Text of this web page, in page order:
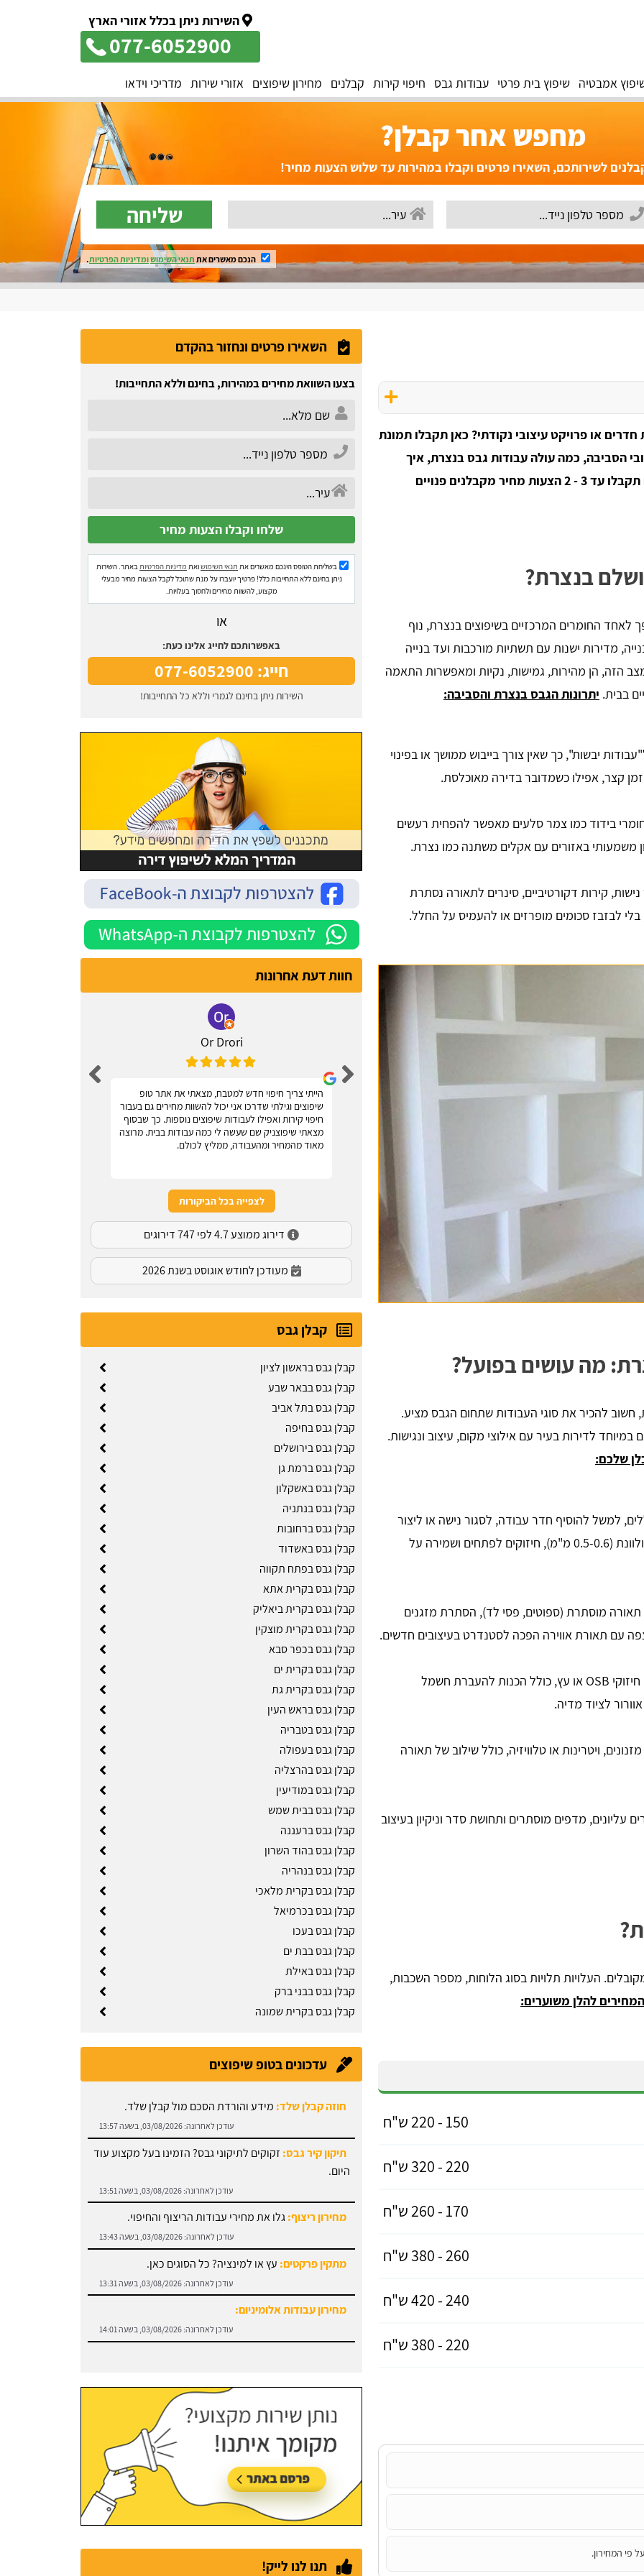
השירות ניתן בכלל אזורי הארץ
077-6052900
אמבטיה שיפוץ בית פרטי עבודות גבס חיפוי קירות קבלנים מחירון שיפוצים אזורי שירות מדריכי וידאו
מחפש אחר קבלן?
לשירותכם, השאירו פרטים וקבלו במהירות עד שלוש הצעות מחיר!
שליחה
הנכם מאשרים את תנאי השימושומדיניות הפרטיות.
או פרויקט עיצובי נקודתי? כאן תקבלו תמונת
הסביבה, כמה עולה עבודות גבס בנצרת, איך
בוחרים קבלן גבס מומלץ בנצרת, בטופ שיפוצים תקבלו עד 3 - 2 הצעות מחיר מקבלנים פנויים
בנצרת?
לאחד החומרים המרכזיים בשיפוצים בנצרת, נוף
מדירות ישנות עם תשתיות מורכבות ועד בנייה
הזה, הן מהירות, גמישות, נקיות ומאפשרות התאמה
בבית. יתרונות הגבס בנצרת והסביבה:
יבשות", כך שאין צורך בייבוש ממושך או בפינוי
קצר, אפילו כשמדובר בדירה מאוכלסת.
בידוד כמו צמר סלעים מאפשר להפחית רעשים
משמעותי באזורים עם אקלים משתנה כמו נצרת.
נישות, קירות דקורטיביים, סינרים לתאורה נסתרת
לבזבז סכומים מופרזים או להעמיס על החלל.
מה עושים בפועל?
חשוב להכיר את סוגי העבודות שתחום הגבס מציע.
לדירות בעיר עם אילוצי מקום, עיצוב ונגישות.
שלכם:
למשל להוסיף חדר עבודה, לסגור נישה או ליצור
מבואה. דורש תכנון נכון של פרופילי מתכת מגולוונת (0.5-0.6 מ"מ), חיזוקים לפתחים ושמירה על
תאורה מוסתרת (ספוטים, פסי לד), הסתרת מזגנים
עם תאורת אווירה הפכה לסטנדרט בעיצובים חדשים.
שילוב של לוחות גבס עם חיזוקי OSB או עץ, כולל הכנות להעברת חשמל
לציוד מדיה.
ויטרינות או טלוויזיה, כולל שילוב של תאורה
עליונים, מדפים מוסתרים ותחושת סדר וניקיון בעיצוב
העלויות תלויות בסוג הלוחות, מספר השכבות,
המחירים להלן משוערים:
150 - 220 ש"ח
220 - 320 ש"ח
170 - 260 ש"ח
260 - 380 ש"ח
240 - 420 ש"ח
220 - 380 ש"ח
פי המחירון.
השאירו פרטים ונחזור בהקדם
בצעו השוואת מחירים במהירות, בחינם וללא התחייבות!
בשליחת הטופס הינכם מאשרים את תנאי השימושואת מדיניות הפרטיותבאתר. השירות
ניתן בחינם ללא התחייבות כלל! פרטיך יועברו על מנת שתוכל לקבל הצעות מחיר מבעלי
מקצוע, להשוות מחירים ולחסוך בעלויות.
או
באפשרותכם לחייג אלינו כעת:
חייג: 077-6052900
השירות ניתן בחינם לגמרי וללא כל התחייבות!
חוות דעת אחרונות
Or Drori
הייתי צריך חיפוי חדש למטבח, מצאתי את אתר טופ
שיפוצים וגילתי שדרכו אני יכול להשוות מחירים גם בעבור
חיפוי קירות ואפילו לעבודות שיפוצים נוספות. כך שבסוף
מצאתי שיפוצניק שם שעשה לי כמה עבודות בבית. מרוצה
מאוד מהמחיר ומהעבודה, ממליץ לכולם.
שיפצתי את הדירה בחריש בזכות האתר הנהדר הזה !
לצפייה בכל הביקורות
דירוג ממוצע 4.7 לפי 747 דירוגים
מעודכן לחודש אוגוסט בשנת 2026
קבלן גבס
קבלן גבס בראשון לציון
קבלן גבס בבאר שבע
קבלן גבס בתל אביב
קבלן גבס בחיפה
קבלן גבס בירושלים
קבלן גבס ברמת גן
קבלן גבס באשקלון
קבלן גבס בנתניה
קבלן גבס ברחובות
קבלן גבס באשדוד
קבלן גבס בפתח תקווה
קבלן גבס בקרית אתא
קבלן גבס בקרית ביאליק
קבלן גבס בקרית מוצקין
קבלן גבס בכפר סבא
קבלן גבס בקרית ים
קבלן גבס בקרית גת
קבלן גבס בראש העין
קבלן גבס בטבריה
קבלן גבס בעפולה
קבלן גבס בהרצליה
קבלן גבס במודיעין
קבלן גבס בבית שמש
קבלן גבס ברעננה
קבלן גבס בהוד השרון
קבלן גבס בנהריה
קבלן גבס בקרית מלאכי
קבלן גבס בכרמיאל
קבלן גבס בעכו
קבלן גבס בבת ים
קבלן גבס באילת
קבלן גבס בבני ברק
קבלן גבס בקרית שמונה
עדכונים בטופ שיפוצים
חוזה קבלן שלד: מידע והורדת הסכם מול קבלן שלד.
עודכן לאחרונה: 03/08/2026, בשעה 13:57
תיקון קיר גבס: זקוקים לתיקוני גבס? הזמינו בעל מקצוע עוד
היום.
עודכן לאחרונה: 03/08/2026, בשעה 13:51
מחירון ריצוף:גלו את מחירי עבודות הריצוף והחיפוי.
עודכן לאחרונה: 03/08/2026, בשעה 13:43
מתקין פרקטים: עץ או למינציה? כל הסוגים כאן.
עודכן לאחרונה: 03/08/2026, בשעה 13:31
מחירון עבודות אלומיניום:
עודכן לאחרונה: 03/08/2026, בשעה 14:01
תנו לנו לייק!